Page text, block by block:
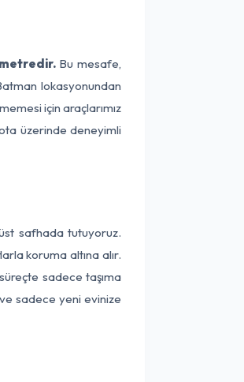
Bu mesafe,
lokasyonundan
için araçlarımız
üzerinde deneyimli
safhada tutuyoruz.
koruma altına alır.
sadece taşıma
ve sadece yeni evinize